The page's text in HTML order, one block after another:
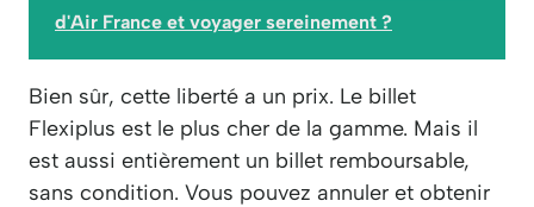
d'Air France et voyager sereinement ?
Bien sûr, cette liberté a un prix. Le billet
Flexiplus est le plus cher de la gamme. Mais il
est aussi entièrement un billet remboursable,
sans condition. Vous pouvez annuler et obtenir